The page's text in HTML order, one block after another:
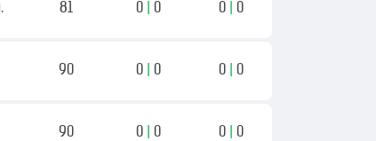
81 0 0 0 0
90 0 0 0 0
90 0 0 0 0